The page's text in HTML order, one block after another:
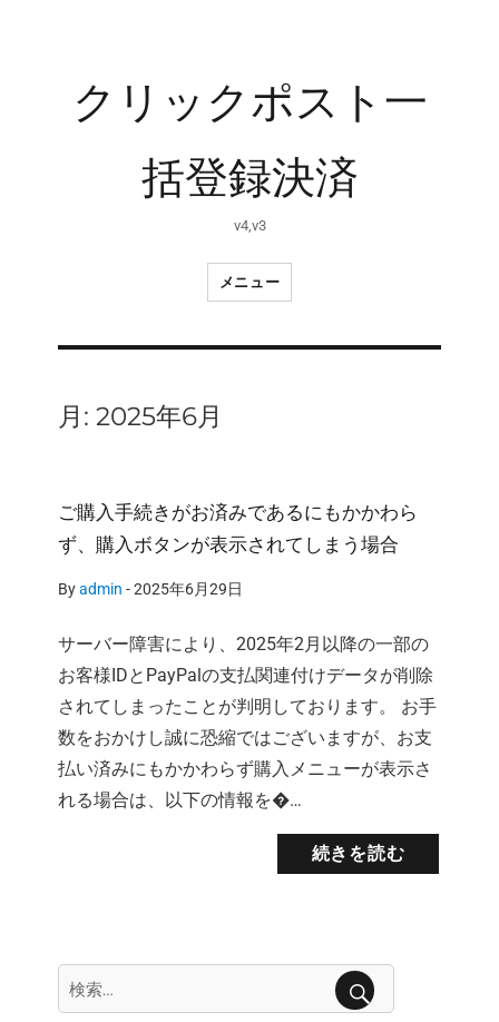
クリックポスト一
括登録決済
v4,v3
メニュー
月: 2025年6月
ご購入手続きがお済みであるにもかかわら
ず、購入ボタンが表示されてしまう場合
Byadmin -2025年6月29日
サーバー障害により、2025年2月以降の一部の
お客様IDとPayPalの支払関連付けデータが削除
されてしまったことが判明しております。 お手
数をおかけし誠に恐縮ではございますが、お支
払い済みにもかかわらず購入メニューが表示さ
れる場合は、以下の情報を�…
続きを読む
検
索: